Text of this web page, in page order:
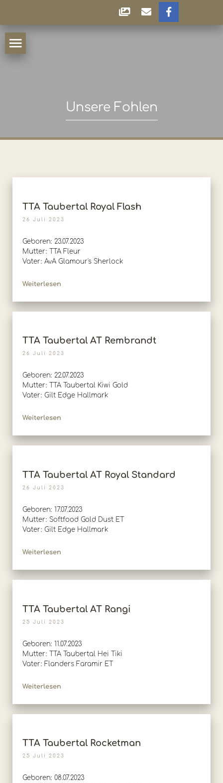
Unsere Fohlen
TTA Taubertal Royal Flash
26 Juli 2023
Geboren: 23.07.2023
Mutter: TTA Fleur
Vater: AvA Glamour's Sherlock
Weiterlesen
TTA Taubertal AT Rembrandt
26 Juli 2023
Geboren: 22.07.2023
Mutter: TTA Taubertal Kiwi Gold
Vater: Gilt Edge Hallmark
Weiterlesen
TTA Taubertal AT Royal Standard
26 Juli 2023
Geboren: 17.07.2023
Mutter: Softfood Gold Dust ET
Vater: Gilt Edge Hallmark
Weiterlesen
TTA Taubertal AT Rangi
25 Juli 2023
Geboren: 11.07.2023
Mutter: TTA Taubertal Hei Tiki
Vater: Flanders Faramir ET
Weiterlesen
TTA Taubertal Rocketman
25 Juli 2023
Geboren: 08.07.2023